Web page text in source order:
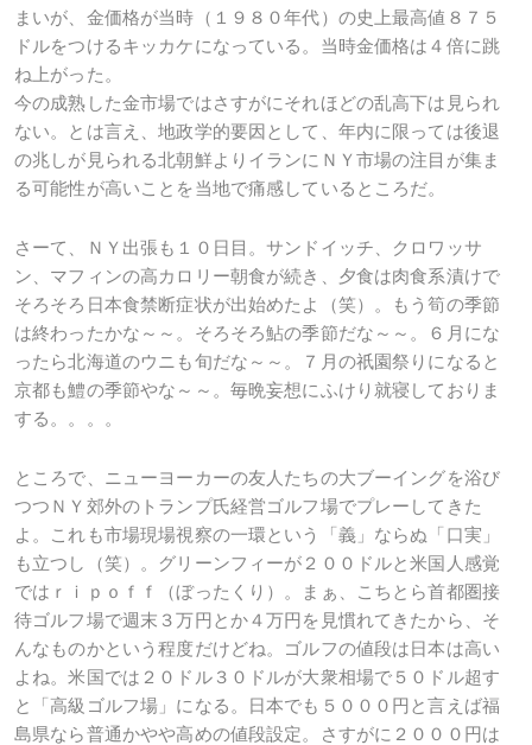
まいが、金価格が当時（１９８０年代）の史上最高値８７５
ドルをつけるキッカケになっている。当時金価格は４倍に跳
ね上がった。
今の成熟した金市場ではさすがにそれほどの乱高下は見られ
ない。とは言え、地政学的要因として、年内に限っては後退
の兆しが見られる北朝鮮よりイランにＮＹ市場の注目が集ま
る可能性が高いことを当地で痛感しているところだ。
さーて、ＮＹ出張も１０日目。サンドイッチ、クロワッサ
ン、マフィンの高カロリー朝食が続き、夕食は肉食系漬けで
そろそろ日本食禁断症状が出始めたよ（笑）。もう筍の季節
は終わったかな～～。そろそろ鮎の季節だな～～。６月にな
ったら北海道のウニも旬だな～～。７月の祇園祭りになると
京都も鱧の季節やな～～。毎晩妄想にふけり就寝しておりま
する。。。。
ところで、ニューヨーカーの友人たちの大ブーイングを浴び
つつＮＹ郊外のトランプ氏経営ゴルフ場でプレーしてきた
よ。これも市場現場視察の一環という「義」ならぬ「口実」
も立つし（笑）。グリーンフィーが２００ドルと米国人感覚
ではｒｉｐｏｆｆ（ぼったくり）。まぁ、こちとら首都圏接
待ゴルフ場で週末３万円とか４万円を見慣れてきたから、そ
んなものかという程度だけどね。ゴルフの値段は日本は高い
よね。米国では２０ドル３０ドルが大衆相場で５０ドル超す
と「高級ゴルフ場」になる。日本でも５０００円と言えば福
島県なら普通かやや高めの値段設定。さすがに２０００円は